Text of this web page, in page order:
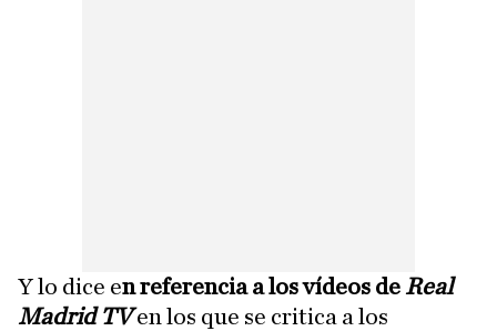
Y lo dice en referencia a los vídeos de Real
Madrid TVen los que se critica a los